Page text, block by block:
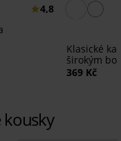
4,8
Klasické
širokým
369 Kč